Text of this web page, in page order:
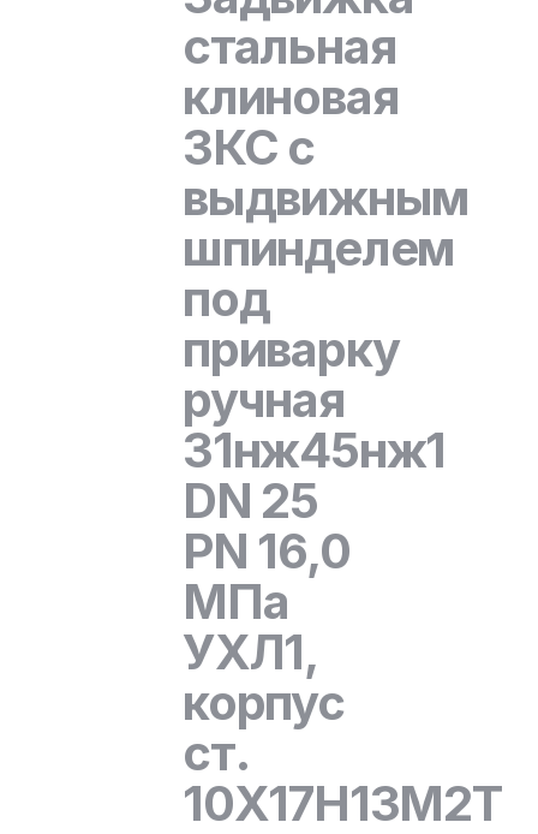
стальная
клиновая
ЗКС с
выдвижным
шпинделем
под
приварку
ручная
31нж45нж1
DN 25
PN 16,0
МПа
УХЛ1,
корпус
ст.
10Х17Н13М2Т